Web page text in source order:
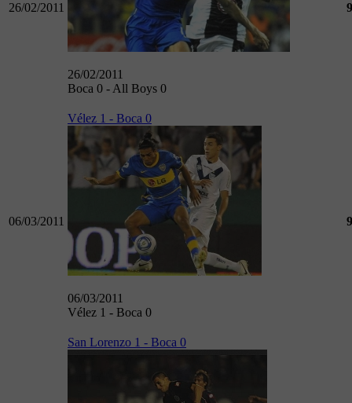
26/02/2011
26/02/2011
Boca 0 - All Boys 0
06/03/2011
Vélez 1 - Boca 0
06/03/2011
Vélez 1 - Boca 0
San Lorenzo 1 - Boca 0